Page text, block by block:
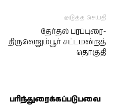
அடுத்த செய்தி
தேர்தல் பரப்புரை-
திருவெறும்பூர் சட்டமன்றத்
தொகுதி
பரிந்துரைக்கப்படுபவை